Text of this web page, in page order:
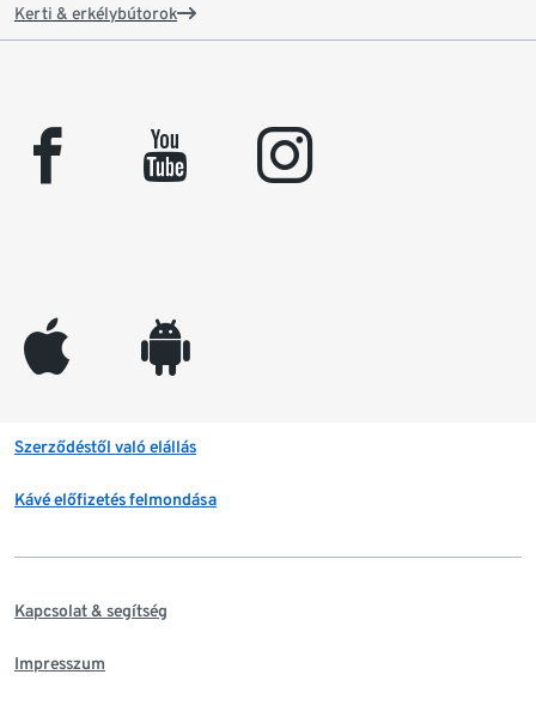
Kerti & erkélybútorok
facebook youtube instagram
appleinc android
Szerződéstől való elállás
Kávé előfizetés felmondása
Kapcsolat & segítség
Impresszum